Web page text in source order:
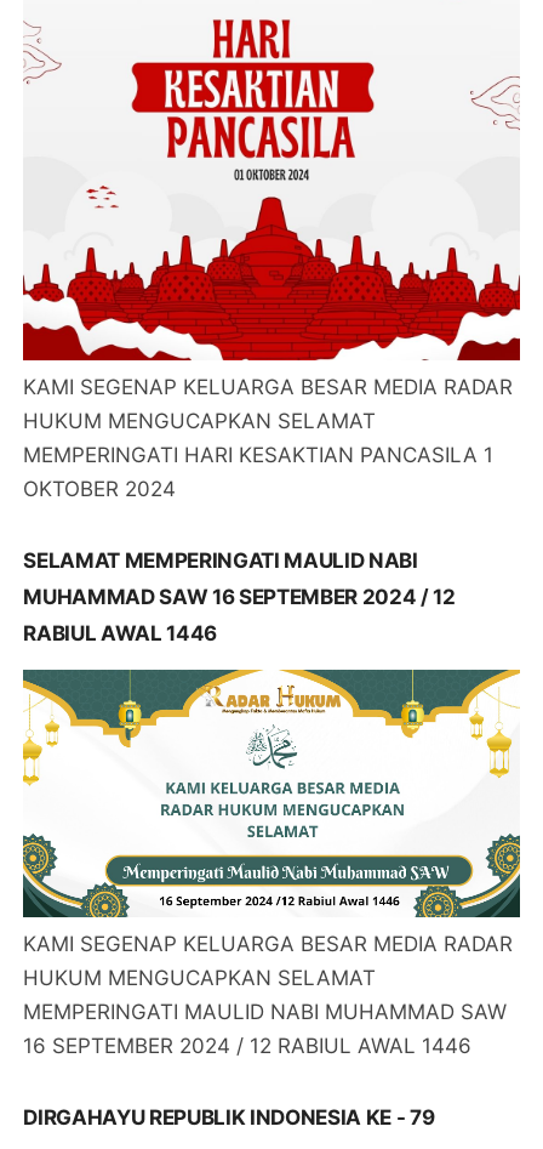
KAMI SEGENAP KELUARGA BESAR MEDIA RADAR
HUKUM MENGUCAPKAN SELAMAT
MEMPERINGATI HARI KESAKTIAN PANCASILA 1
OKTOBER 2024
SELAMAT MEMPERINGATI MAULID NABI
MUHAMMAD SAW 16 SEPTEMBER 2024 / 12
RABIUL AWAL 1446
KAMI SEGENAP KELUARGA BESAR MEDIA RADAR
HUKUM MENGUCAPKAN SELAMAT
MEMPERINGATI MAULID NABI MUHAMMAD SAW
16 SEPTEMBER 2024 / 12 RABIUL AWAL 1446
DIRGAHAYU REPUBLIK INDONESIA KE - 79